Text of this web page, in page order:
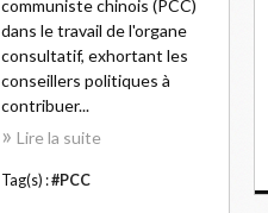
communiste chinois (PCC)
dans le travail de l'organe
consultatif, exhortant les
conseillers politiques à
contribuer...
Lire la suite
Tag(s) :#PCC